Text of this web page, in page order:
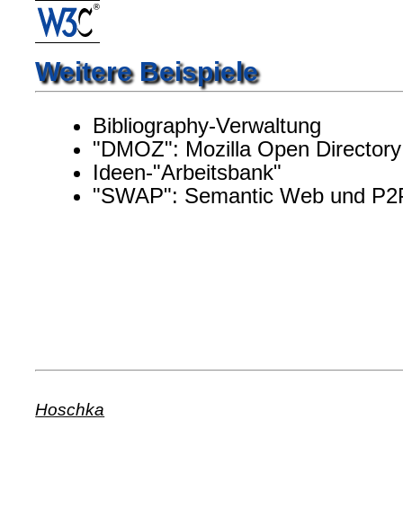
Weitere Beispiele
Bibliography-Verwaltung
"DMOZ": Mozilla Open Directory
Ideen-"Arbeitsbank"
"SWAP": Semantic Web und
Hoschka